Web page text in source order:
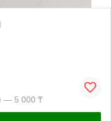
— 5 000 ₸